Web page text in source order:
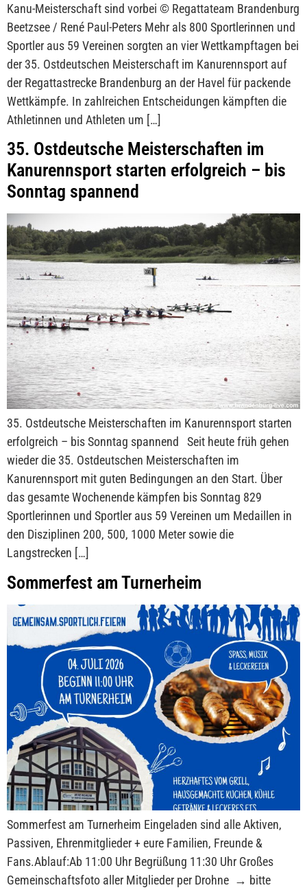
Kanu-Meisterschaft sind vorbei © Regattateam Brandenburg
Beetzsee / René Paul-Peters Mehr als 800 Sportlerinnen und
Sportler aus 59 Vereinen sorgten an vier Wettkampftagen bei
der 35. Ostdeutschen Meisterschaft im Kanurennsport auf
der Regattastrecke Brandenburg an der Havel für packende
Wettkämpfe. In zahlreichen Entscheidungen kämpften die
Athletinnen und Athleten um […]
35. Ostdeutsche Meisterschaften im
Kanurennsport starten erfolgreich – bis
Sonntag spannend
35. Ostdeutsche Meisterschaften im Kanurennsport starten
erfolgreich – bis Sonntag spannend Seit heute früh gehen
wieder die 35. Ostdeutschen Meisterschaften im
Kanurennsport mit guten Bedingungen an den Start. Über
das gesamte Wochenende kämpfen bis Sonntag 829
Sportlerinnen und Sportler aus 59 Vereinen um Medaillen in
den Disziplinen 200, 500, 1000 Meter sowie die
Langstrecken […]
Sommerfest am Turnerheim
Sommerfest am Turnerheim Eingeladen sind alle Aktiven,
Passiven, Ehrenmitglieder + eure Familien, Freunde &
Fans.Ablauf:Ab 11:00 Uhr Begrüßung 11:30 Uhr Großes
Gemeinschaftsfoto aller Mitglieder per Drohne → bitte